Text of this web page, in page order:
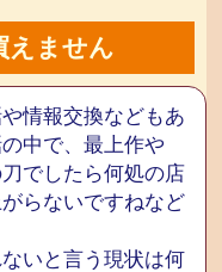
えません
情報交換などもあ
中で、最上作や
でしたら何処の店
らないですねなど
いと言う現状は何